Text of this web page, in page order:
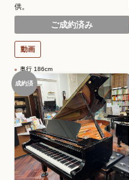
供。
ご成約済み
動画
奥行 186cm
成約済